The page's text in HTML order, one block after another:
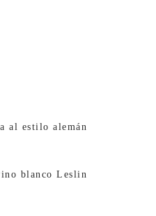
al estilo alemán
blanco Leslin